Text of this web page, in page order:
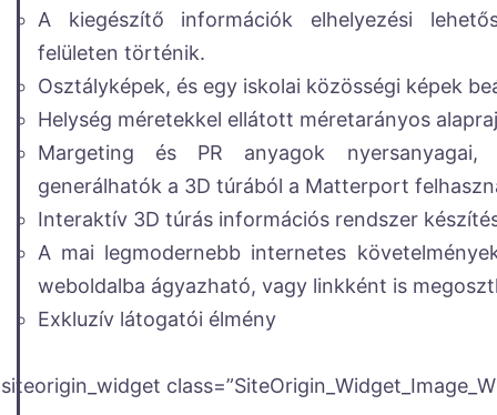
A kiegészítő információk elhelyezési
felületen történik.
Osztályképek, és egy iskolai közösségi képek
Helység méretekkel ellátott méretarányos
Margeting és PR anyagok
generálhatók a 3D túrából a Matterport
Interaktív 3D túrás információs rendszer
A mai legmodernebb internetes
weboldalba ágyazható, vagy linkként is
Exkluzív látogatói élmény